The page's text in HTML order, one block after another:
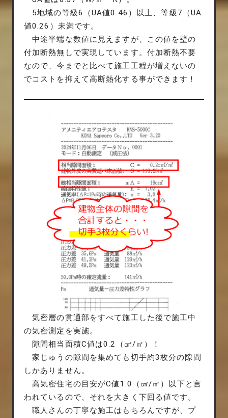
5地域の等級6（UA値0.46）以上、等級7（UA
値0.26）未満です。
中途半端な数値に見えますが、この値を壁の
付加断熱無しで実現しています。付加断熱不要
なので、今までと比べて施工工程が増えないの
でコストを抑えて高断熱化する事ができます！
気密層の貫通部をすべて施工した後で施工中
の気密測定を実施。
隙間相当面積C値は0.2（㎠/㎡）！
家じゅうの隙間を集めても切手約3枚分の隙間
しかありません。
高気密住宅の目安がC値1.0（㎠/㎡）以下と言
われているので、それを大きく下回る値です。
職人さんの丁寧な施工はもちろんですが、プ